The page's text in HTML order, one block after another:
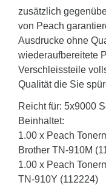
zusätzlich
von Peach
Ausdrucke ohne
wiederaufbereitete
Verschleissteile
Qualität die Sie
Reicht für: 5x9000
Beinhaltet:
1.00 x Peach
Brother TN-910M
1.00 x Peach
TN-910Y (112224)